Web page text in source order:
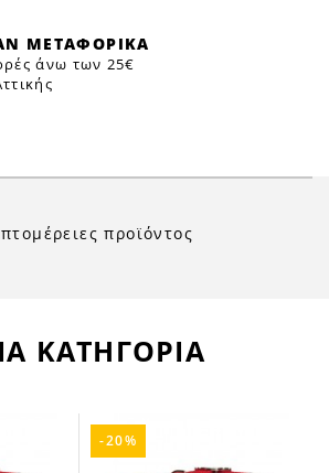
ΜΕΤΑΦΟΡΙΚΑ
άνω των 25€
προϊόντος
ΚΑΤΗΓΟΡΙΑ
-20%